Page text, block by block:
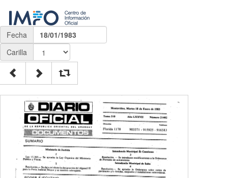
Fecha
18/01/1983
Carilla